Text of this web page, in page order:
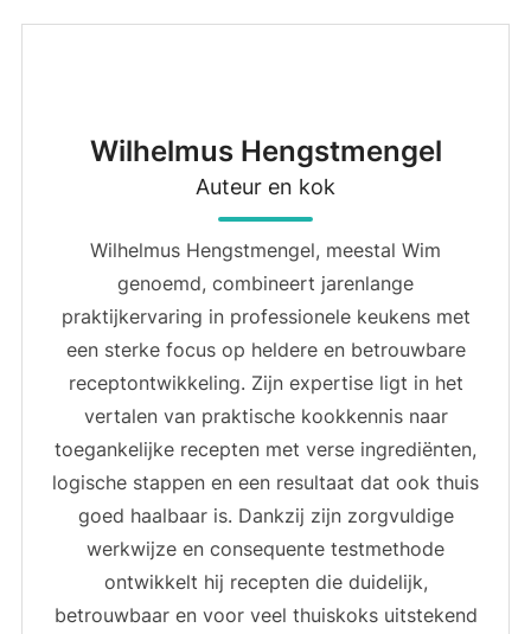
Wilhelmus Hengstmengel
Auteur en kok
Wilhelmus Hengstmengel, meestal Wim
genoemd, combineert jarenlange
praktijkervaring in professionele keukens met
een sterke focus op heldere en betrouwbare
receptontwikkeling. Zijn expertise ligt in het
vertalen van praktische kookkennis naar
toegankelijke recepten met verse ingrediënten,
logische stappen en een resultaat dat ook thuis
goed haalbaar is. Dankzij zijn zorgvuldige
werkwijze en consequente testmethode
ontwikkelt hij recepten die duidelijk,
betrouwbaar en voor veel thuiskoks uitstekend